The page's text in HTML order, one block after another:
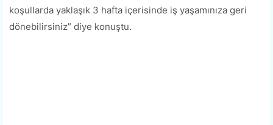
koşullarda yaklaşık 3 hafta içerisinde iş yaşamınıza geri
dönebilirsiniz” diye konuştu.